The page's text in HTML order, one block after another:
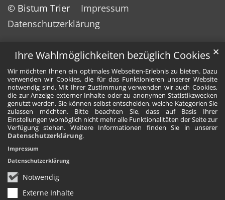
Ihre Wahlmöglichkeiten bezüglich Cookies
Wir möchten Ihnen ein optimales Webseiten-Erlebnis zu bieten. Dazu
verwenden wir Cookies, die für das Funktionieren unserer Website
notwendig sind. Mit Ihrer Zustimmung verwenden wir auch Cookies,
die zur Anzeige externer Inhalte oder zu anonymen Statistikzwecken
genutzt werden. Sie können selbst entscheiden, welche Kategorien Sie
zulassen möchten. Bitte beachten Sie, dass auf Basis Ihrer
Einstellungen womöglich nicht mehr alle Funktionalitäten der Seite zur
Verfügung stehen. Weitere Informationen finden Sie in unserer
Datenschutzerklärung.
Notwendig
Externe Inhalte
✕
Impressum
Datenschutzerklärung
© Bistum Trier
Impressum
Datenschutzerklärung